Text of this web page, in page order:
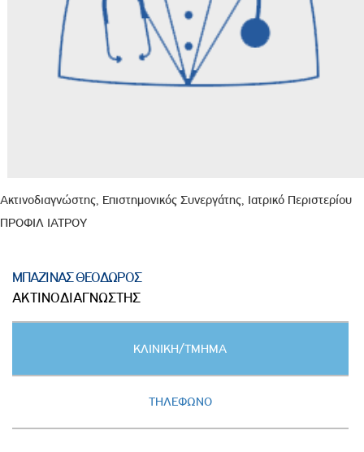
Ακτινοδιαγνώστης, Επιστημονικός Συνεργάτης, Ιατρικό Περιστερίου
ΠΡΟΦΙΛ ΙΑΤΡΟΥ
ΜΠΑΖΙΝΑΣ ΘΕΟΔΩΡΟΣ
ΑΚΤΙΝΟΔΙΑΓΝΩΣΤΗΣ
ΚΛΙΝΙΚΗ/ΤΜΗΜΑ
ΤΗΛΕΦΩΝΟ